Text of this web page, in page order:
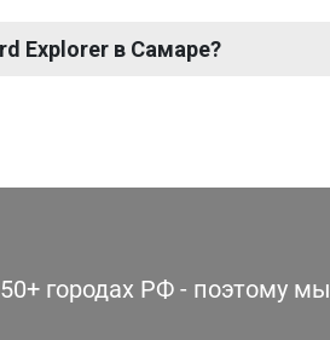
Explorer в Самаре?
городах РФ - поэтому мы